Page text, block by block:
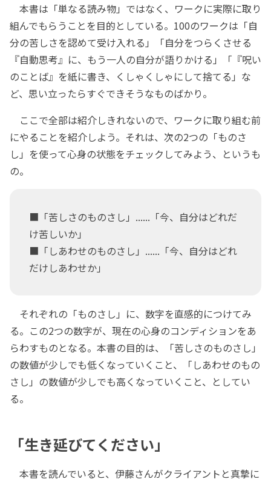
本書は「単なる読み物」ではなく、ワークに実際に取り
組んでもらうことを目的としている。100のワークは「自
分の苦しさを認めて受け入れる」「自分をつらくさせる
『自動思考』に、もう一人の自分が語りかける」「『呪い
のことば』を紙に書き、くしゃくしゃにして捨てる」な
ど、思い立ったらすぐできそうなものばかり。
ここで全部は紹介しきれないので、ワークに取り組む前
にやることを紹介しよう。それは、次の2つの「ものさ
し」を使って心身の状態をチェックしてみよう、というも
の。
■「苦しさのものさし」......「今、自分はどれだ
け苦しいか」
■「しあわせのものさし」......「今、自分はどれ
だけしあわせか」
それぞれの「ものさし」に、数字を直感的につけてみ
る。この2つの数字が、現在の心身のコンディションをあ
らわすものとなる。本書の目的は、「苦しさのものさし」
の数値が少しでも低くなっていくこと、「しあわせのもの
さし」の数値が少しでも高くなっていくこと、としてい
る。
「生き延びてください」
本書を読んでいると、伊藤さんがクライアントと真摯に